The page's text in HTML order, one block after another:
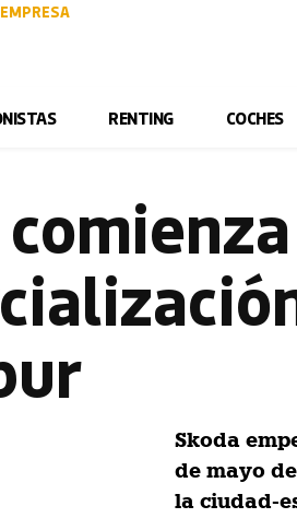
RENTING COCHES
Skoda
de mayo
la ciudad-